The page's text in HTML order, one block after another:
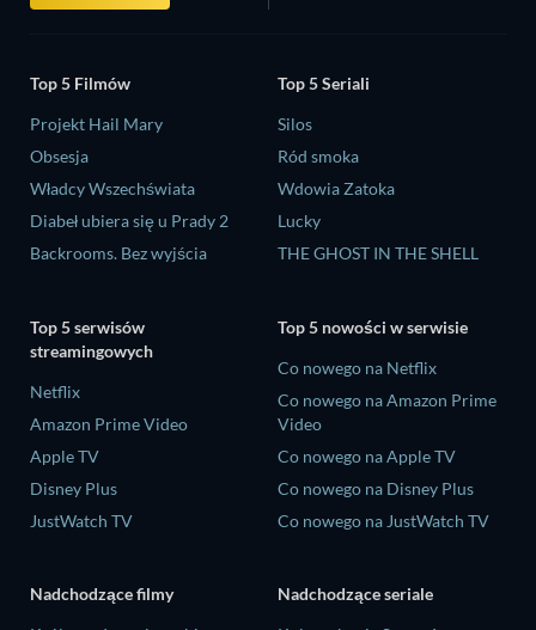
Top 5 Filmów
Projekt Hail Mary
Obsesja
Władcy Wszechświata
Diabeł ubiera się u Prady 2
Backrooms. Bez wyjścia
Top 5 Seriali
Silos
Ród smoka
Wdowia Zatoka
Lucky
THE GHOST IN THE SHELL
Top 5 serwisów
streamingowych
Netflix
Amazon Prime Video
Apple TV
Disney Plus
JustWatch TV
Top 5 nowości w serwisie
Co nowego na Netflix
Co nowego na Amazon Prime
Video
Co nowego na Apple TV
Co nowego na Disney Plus
Co nowego na JustWatch TV
Nadchodzące filmy
Nadchodzące seriale